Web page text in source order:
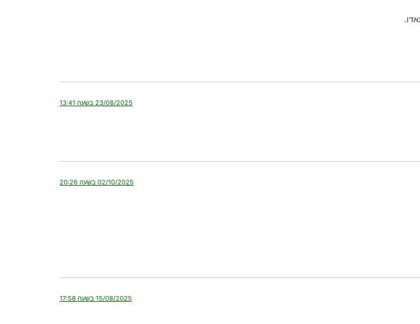
23/08/2025 בשעה 13:41
02/10/2025 בשעה 20:26
15/08/2025 בשעה 17:58